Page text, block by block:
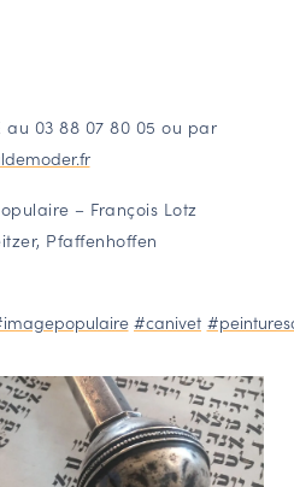
au 03 88 07 80 05 ou par
– François Lotz
Pfaffenhoffen
#canivet